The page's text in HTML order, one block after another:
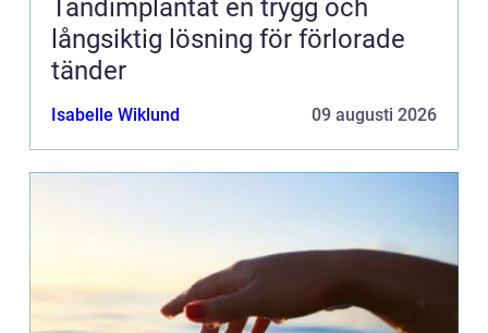
Tandimplantat en trygg och
långsiktig lösning för förlorade
tänder
Isabelle Wiklund 09 augusti 2026